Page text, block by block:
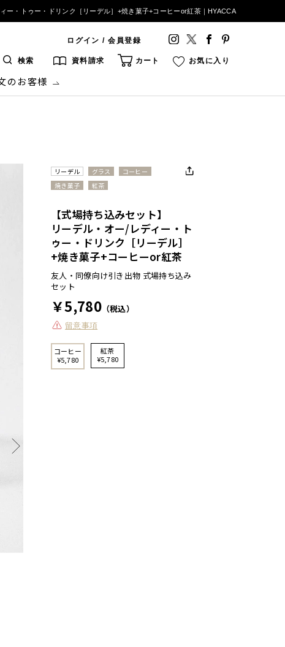
ー・トゥー・ドリンク［リーデル］+焼き菓子+コーヒーor紅茶｜HYACCA
ログイン / 会員登録
検索 資料請求 カート お気に入り
のお客様
リーデル グラス
コーヒー
焼き菓子
紅茶
コーヒー
¥5,780
紅茶
¥5,780
【式場持ち込みセット】
リーデル・オー/レディー・ト
ゥー・ドリンク［リーデル］
+焼き菓子+コーヒーor紅茶
友人・同僚向け引き出物 式場持ち込み
セット
￥5,780（税込）
留意事項